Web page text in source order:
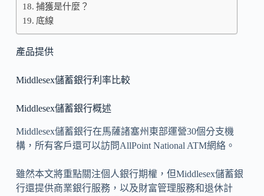
捕獲是什麼？
底線
產品提供
Middlesex儲蓄銀行利率比較
Middlesex儲蓄銀行概述
Middlesex儲蓄銀行在馬薩諸塞州東部運營30個分支機
構，所有客戶還可以訪問AllPoint National ATM網絡。
雖然本文將重點關注個人銀行期權，但Middlesex儲蓄銀
行還提供商業銀行服務，以及財富管理服務和退休計